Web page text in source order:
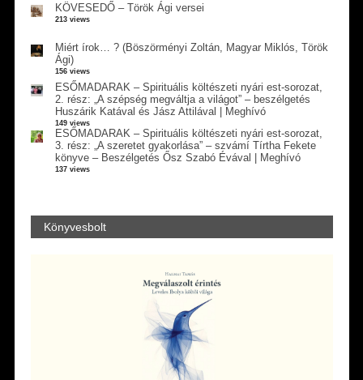
KÖVESEDŐ – Török Ági versei
213 views
Miért írok… ? (Böszörményi Zoltán, Magyar Miklós, Török
Ági)
156 views
ESŐMADARAK – Spirituális költészeti nyári est-sorozat,
2. rész: „A szépség megváltja a világot” – beszélgetés
Huszárik Katával és Jász Attilával | Meghívó
149 views
ESŐMADARAK – Spirituális költészeti nyári est-sorozat,
3. rész: „A szeretet gyakorlása” – szvámí Tírtha Fekete
könyve – Beszélgetés Ősz Szabó Évával | Meghívó
137 views
Könyvesbolt